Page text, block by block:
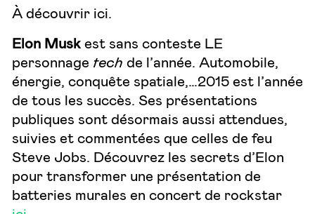
À découvrir ici
Elon Musk est sans conteste LE
personnage tech de l’année. Automobile,
énergie, conquête spatiale,…2015 est l’année
de tous les succès. Ses présentations
publiques sont désormais aussi attendues,
suivies et commentées que celles de feu
Steve Jobs. Découvrez les secrets d’Elon
pour transformer une présentation de
batteries murales en concert de rockstar